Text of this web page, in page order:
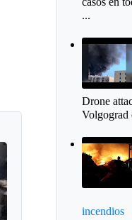
...
Drone
Volgograd
incendios